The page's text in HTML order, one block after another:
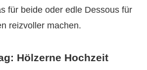
für beide oder edle Dessous für
reizvoller machen.
Hölzerne Hochzeit